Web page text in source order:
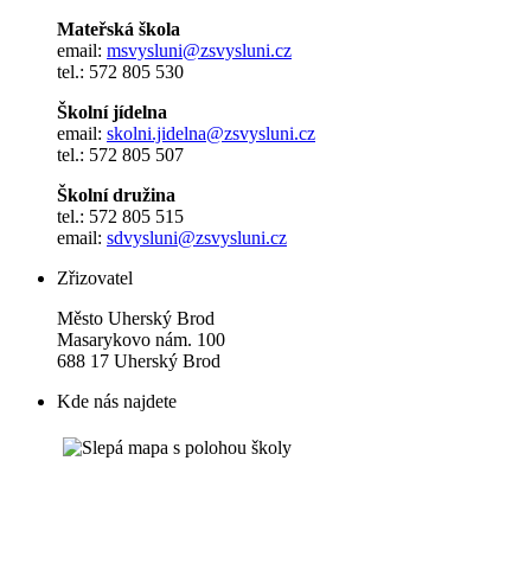
Mateřská škola
email: msvysluni@zsvysluni.cz
tel.: 572 805 530
Školní jídelna
email: skolni.jidelna@zsvysluni.cz
tel.: 572 805 507
Školní družina
tel.: 572 805 515
email: sdvysluni@zsvysluni.cz
Zřizovatel
Město Uherský Brod
Masarykovo nám. 100
688 17 Uherský Brod
Kde nás najdete